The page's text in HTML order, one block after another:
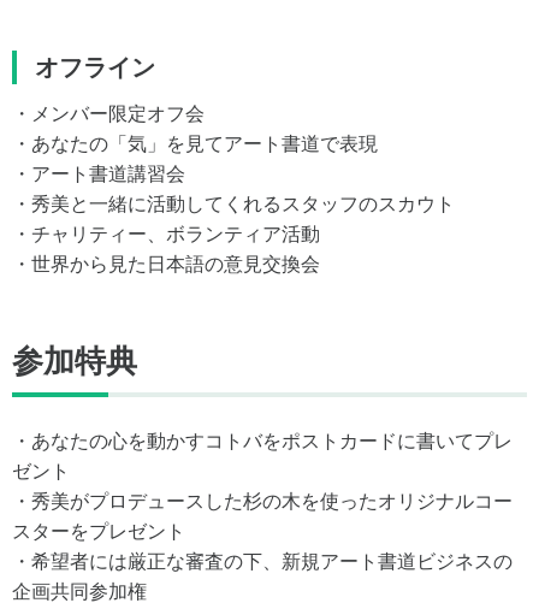
オフライン
・メンバー限定オフ会
・あなたの「気」を見てアート書道で表現
・アート書道講習会
・秀美と一緒に活動してくれるスタッフのスカウト
・チャリティー、ボランティア活動
・世界から見た日本語の意見交換会
参加特典
・あなたの心を動かすコトバをポストカードに書いてプレ
ゼント
・秀美がプロデュースした杉の木を使ったオリジナルコー
スターをプレゼント
・希望者には厳正な審査の下、新規アート書道ビジネスの
企画共同参加権